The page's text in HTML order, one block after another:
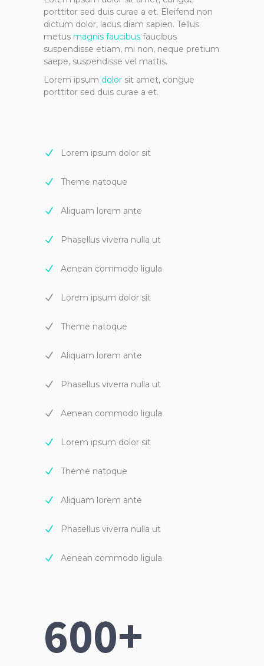
porttitor sed duis curae a et. Eleifend non
dictum dolor, lacus diam sapien. Tellus
metus magnis faucibus faucibus
suspendisse etiam, mi non, neque pretium
saepe, suspendisse vel mattis.
Lorem ipsum dolor sit amet, congue
porttitor sed duis curae a et.
Lorem ipsum dolor sit
Theme natoque
Aliquam lorem ante
Phasellus viverra nulla ut
Aenean commodo ligula
Lorem ipsum dolor sit
Theme natoque
Aliquam lorem ante
Phasellus viverra nulla ut
Aenean commodo ligula
Lorem ipsum dolor sit
Theme natoque
Aliquam lorem ante
Phasellus viverra nulla ut
Aenean commodo ligula
600+